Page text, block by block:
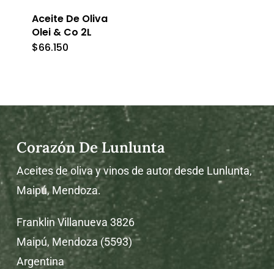
Aceite De Oliva
Olei & Co 2L
$66.150
Corazón De Lunlunta
Aceites de oliva y vinos de autor desde Lunlunta,
Maipú, Mendoza.
Franklin Villanueva 3826
Maipú, Mendoza (5593)
Argentina